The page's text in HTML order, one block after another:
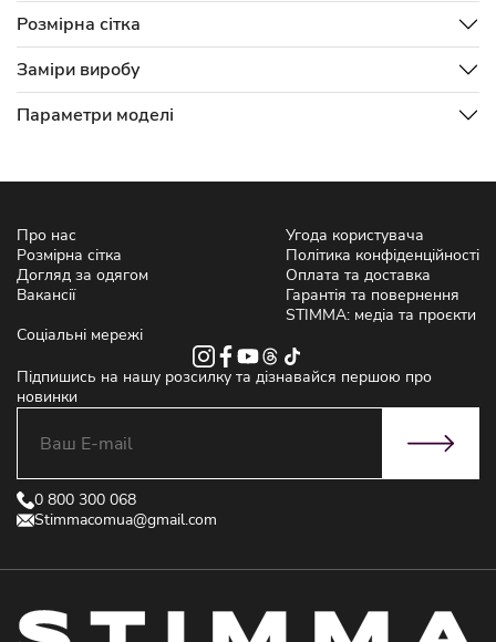
Розмірна сітка
Заміри виробу
Параметри моделі
Про нас
Розмірна сітка
Догляд за одягом
Вакансії
Угода користувача
Політика конфіденційності
Оплата та доставка
Гарантія та повернення
STIMMA: медіа та проєкти
Соціальні мережі
Підпишись на нашу розсилку та дізнавайся першою про
новинки
0 800 300 068
Stimmacomua@gmail.com